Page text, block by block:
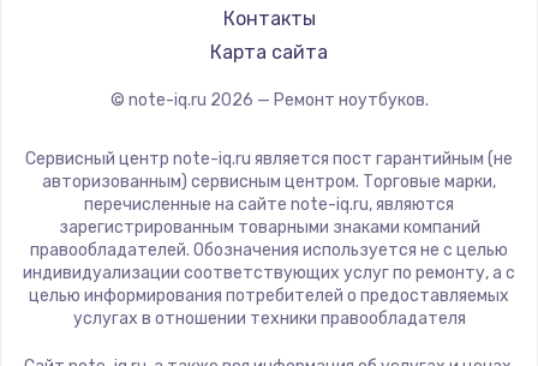
LG
Panasonic
ZTE
Hiper
Evga
Google
Echips
Контакты
Карта сайта
© note-iq.ru 2026 — Ремонт ноутбуков.
Сервисный центр note-iq.ru является пост гарантийным (не
авторизованным) сервисным центром. Торговые марки,
перечисленные на сайте note-iq.ru, являются
зарегистрированным товарными знаками компаний
правообладателей. Обозначения используется не с целью
индивидуализации соответствующих услуг по ремонту, а с
целью информирования потребителей о предоставляемых
услугах в отношении техники правообладателя